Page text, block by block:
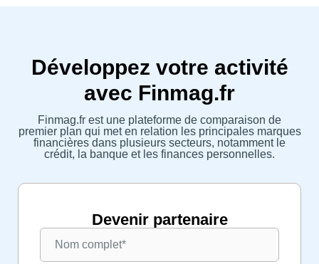
Développez votre activité
avec Finmag.fr
Finmag.fr est une plateforme de comparaison de
premier plan qui met en relation les principales marques
financières dans plusieurs secteurs, notamment le
crédit, la banque et les finances personnelles.
Devenir partenaire